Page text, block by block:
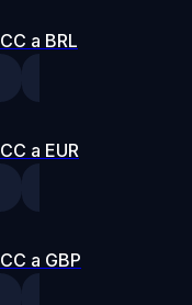
CC a BRL
CC a EUR
CC a GBP